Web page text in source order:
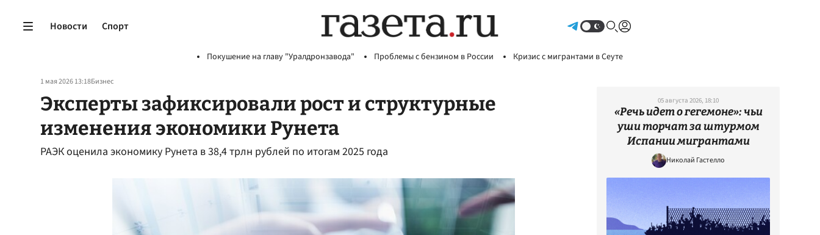
Новости Спорт
Покушение на главу "Уралдронзавода" Проблемы с бензином в России Кризис с мигрантами в Сеуте
1 мая 2026 13:18Бизнес
Эксперты зафиксировали рост и структурные
изменения экономики Рунета
РАЭК оценила экономику Рунета в 38,4 трлн рублей по итогам 2025 года
05 августа 2026, 18:10
«Речь идет о гегемоне»: чьи
уши торчат за штурмом
Испании мигрантами
Николай Гастелло